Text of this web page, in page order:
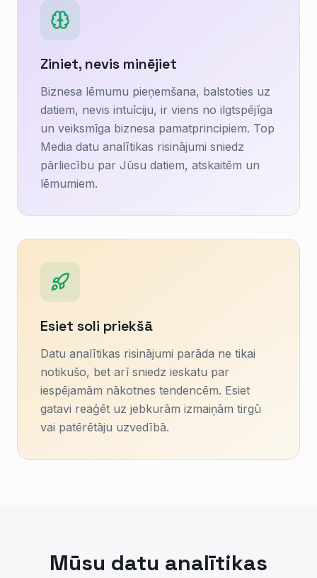
Ziniet, nevis minējiet
Biznesa lēmumu pieņemšana, balstoties uz
datiem, nevis intuīciju, ir viens no ilgtspējīga
un veiksmīga biznesa pamatprincipiem. Top
Media datu analītikas risinājumi sniedz
pārliecību par Jūsu datiem, atskaitēm un
lēmumiem.
Esiet soli priekšā
Datu analītikas risinājumi parāda ne tikai
notikušo, bet arī sniedz ieskatu par
iespējamām nākotnes tendencēm. Esiet
gatavi reaģēt uz jebkurām izmaiņām tirgū
vai patērētāju uzvedībā.
Mūsu datu analītikas